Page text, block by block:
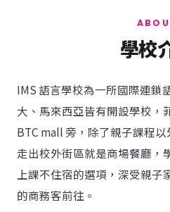
學校
IMS 語言學校為一所國際連鎖
大、馬來西亞皆有開設學校，
BTC mall 旁，除了親子課程以
走出校外街區就是商場餐廳，
上課不住宿的選項，深受親
的商務客前往。